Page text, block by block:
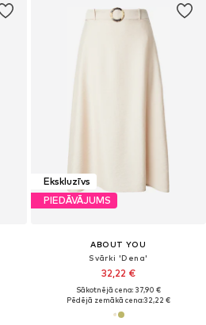
Ekskluzīvs
PIEDĀVĀJUMS
ABOUT YOU
Svārki 'Dena'
32,22 €
Sākotnējā cena: 37,90 €
Pēdējā zemākā cena:32,22 €